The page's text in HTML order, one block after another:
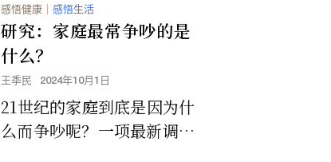
感悟健康 ｜ 感悟生活
研究：家庭最常争吵的是
什么？
王季民 2024年10月1日
21世纪的家庭到底是因为什
么而争吵呢？一项最新调查